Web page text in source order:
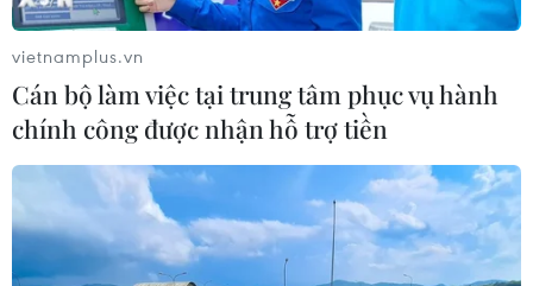
Các sản phẩm gốm của Hợp tác xã gốm Chăm Bàu Trúc. (Ảnh:
Minh Hưng/TTXVN)
vietnamplus.vn
Cán bộ làm việc tại trung tâm phục vụ hành
chính công được nhận hỗ trợ tiền